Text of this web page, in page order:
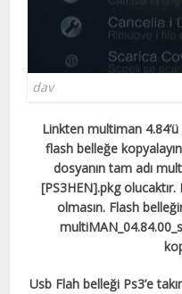
dav
Linkten multiman
flash belleğe
dosyanın tam adı
[PS3HEN].pkg
olmasın. Flash
Usb Flah belleği Ps3’e